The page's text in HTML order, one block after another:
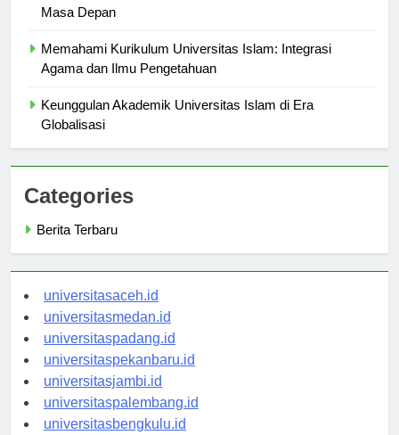
Universitas Islam: Tempat Berkembangnya Pemimpin
Memahami Kurikulum Universitas Islam: Integrasi
Keunggulan Akademik Universitas Islam di Era
Categories
universitasaceh.id
universitasmedan.id
universitaspadang.id
universitaspekanbaru.id
universitasjambi.id
universitaspalembang.id